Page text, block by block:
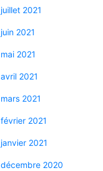
juillet 2021
juin 2021
mai 2021
avril 2021
mars 2021
février 2021
janvier 2021
décembre 2020